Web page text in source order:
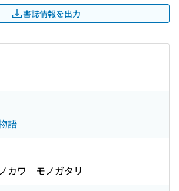
書誌情報を出力
語
カワ モノガタリ